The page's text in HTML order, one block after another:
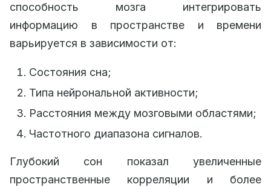
способность мозга интегрировать
информацию в пространстве и времени
варьируется в зависимости от:
Состояния сна;
Типа нейрональной активности;
Расстояния между мозговыми областями;
Частотного диапазона сигналов.
Глубокий сон показал увеличенные
пространственные корреляции и более